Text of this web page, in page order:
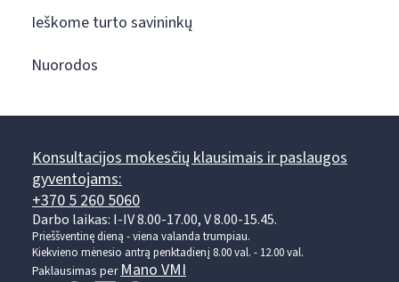
Ieškome turto savininkų
Nuorodos
Konsultacijos mokesčių klausimais ir paslaugos
gyventojams:
+370 5 260 5060
Darbo laikas: I-IV 8.00-17.00, V 8.00-15.45.
Prieššventinę dieną - viena valanda trumpiau.
Kiekvieno mėnesio antrą penktadienį 8.00 val. - 12.00 val.
Paklausimas perMano VMI